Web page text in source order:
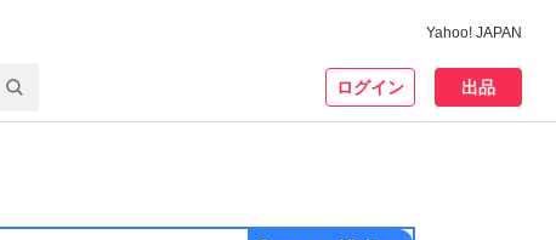
Yahoo! JAPAN
ログイン 出品